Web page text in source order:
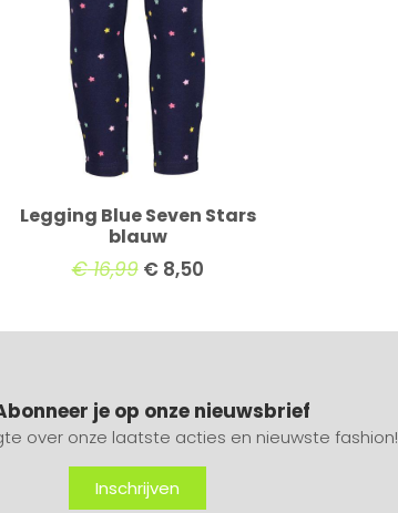
Legging Blue Seven Stars
blauw
€16,99 €8,50
je op onze nieuwsbrief
over onze laatste acties en nieuwste fashion!
Inschrijven